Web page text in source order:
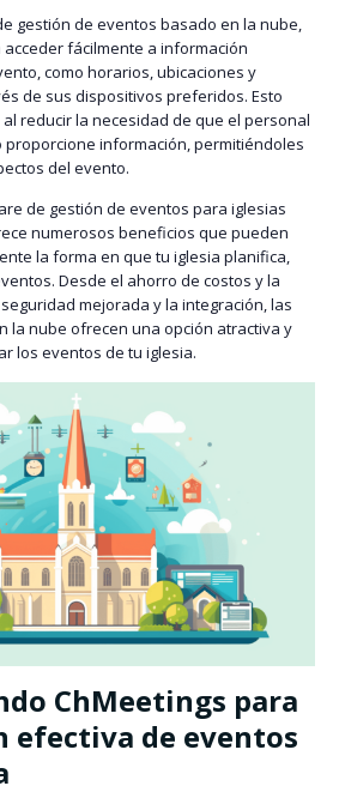
gestión de eventos basado en la nube,
fácilmente a información
como horarios, ubicaciones y
de sus dispositivos preferidos. Esto
reducir la necesidad de que el personal
información, permitiéndoles
del evento.
de gestión de eventos para iglesias
numerosos beneficios que pueden
la forma en que tu iglesia planifica,
Desde el ahorro de costos y la
mejorada y la integración, las
la nube ofrecen una opción atractiva y
los eventos de tu iglesia.
ChMeetings para
efectiva de eventos